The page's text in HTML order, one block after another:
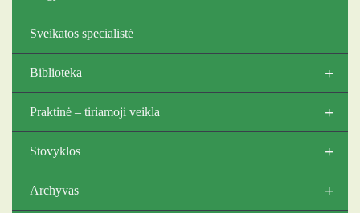
Sveikatos specialistė
+
Biblioteka
+
Praktinė – tiriamoji veikla
+
Stovyklos
+
Archyvas